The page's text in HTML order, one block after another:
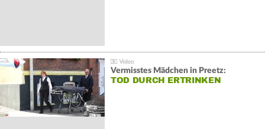
Vermisstes Mädchen in Preetz:
TOD DURCH ERTRINKEN